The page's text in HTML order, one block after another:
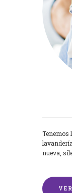
Tenemos
nueva,